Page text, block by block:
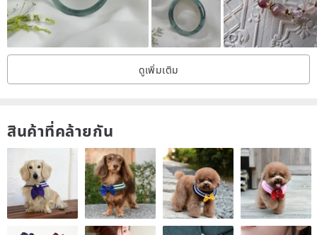
<< About the gems and ores we use >>
All the ore in the store are brought to Guangzhou Yushi in person
every one to two months!
market)
from the origin
Support the verification of any gemstone appraisal center, or issue
an inspection certificate on behalf of the appraisal center (extra
cost)
ดูเพิ่มเติม
สินค้าที่คล้ายกัน